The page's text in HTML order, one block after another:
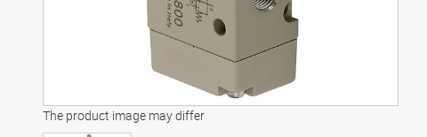
The product image may differ